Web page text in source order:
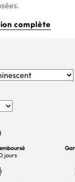
complète
jours